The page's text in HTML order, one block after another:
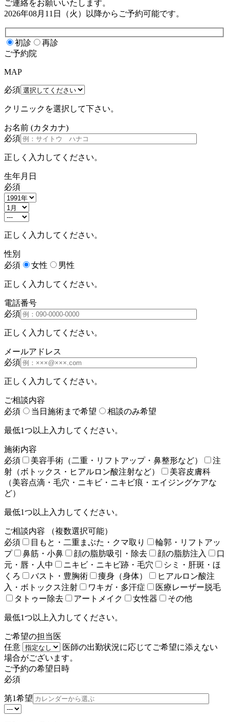
ご連絡をお願いいたします。
2026年08月11日（火）
以降からご予約可能です。
初診
再診
ご予約院
MAP
必須
クリニックを選択して下さい。
お名前 (カタカナ)
必須
正しく入力してください。
生年月日
必須
正しく入力してください。
性別
必須
女性 男性
正しく入力してください。
電話番号
必須
正しく入力してください。
メールアドレス
必須
正しく入力してください。
ご相談内容
必須
当日施術まで希望 相談のみ希望
最低1つ以上入力してください。
施術内容
必須
美容手術（二重・リフトアップ・鼻整形など）
注
射（ボトックス・ヒアルロン酸注射など）
美容皮膚科
（美容点滴・毛穴・ニキビ・ニキビ痕・エイジングケアな
ど）
最低1つ以上入力してください。
ご相談内容
（複数選択可能）
必須
目もと・二重まぶた・クマ取り
輪郭・リフトアッ
プ
鼻筋・小鼻 顔の脂肪吸引・除去 顔の脂肪注入
口
元・唇・人中
ニキビ・ニキビ跡・毛穴
シミ・肝斑・ほ
くろ
バスト・豊胸術 痩身（身体）
ヒアルロン酸注
入・ボトックス注射
ワキガ・多汗症
医療レーザー脱毛
タトゥー除去
アートメイク 女性器 その他
最低1つ以上入力してください。
ご希望の担当医
任意
医師の出勤状況に応じてご希望に添えない
場合がございます。
ご予約の希望日時
必須
第1希望